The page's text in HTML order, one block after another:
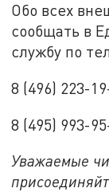
Обо всех
сообщать в
службу по
8 (496) 223-
8 (495) 993-
Уважаемые